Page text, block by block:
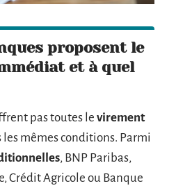
proposent le
et à quel
pas toutes le virement
les mêmes conditions. Parmi
, BNP Paribas,
Crédit Agricole ou Banque